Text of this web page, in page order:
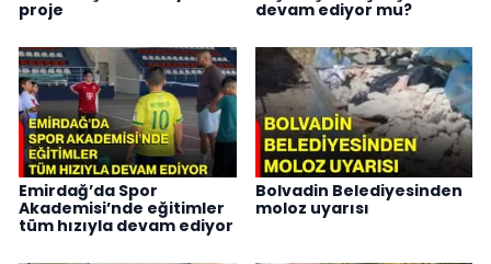
proje
devam ediyor mu?
Emirdağ’da Spor
Akademisi’nde eğitimler
tüm hızıyla devam ediyor
Bolvadin Belediyesinden
moloz uyarısı